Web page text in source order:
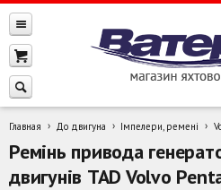
Главная До двигуна Імпелери, ремені
Ремінь привода
двигунів TAD Volvo